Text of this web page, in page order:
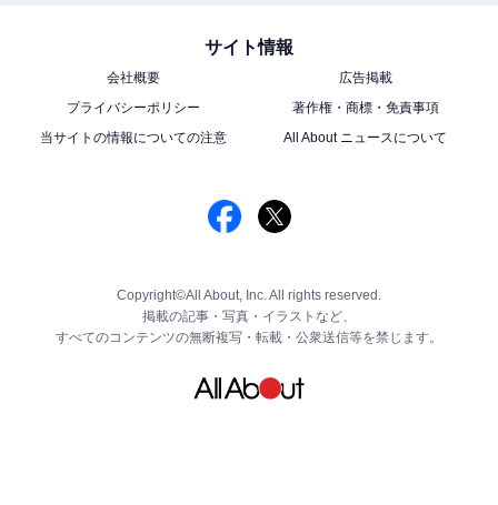
サイト情報
会社概要
広告掲載
プライバシーポリシー
著作権・商標・免責事項
当サイトの情報についての注意
All About ニュースについて
Copyright©All About, Inc. All rights reserved.
掲載の記事・写真・イラストなど、
すべてのコンテンツの無断複写・転載・公衆送信等を禁じます。